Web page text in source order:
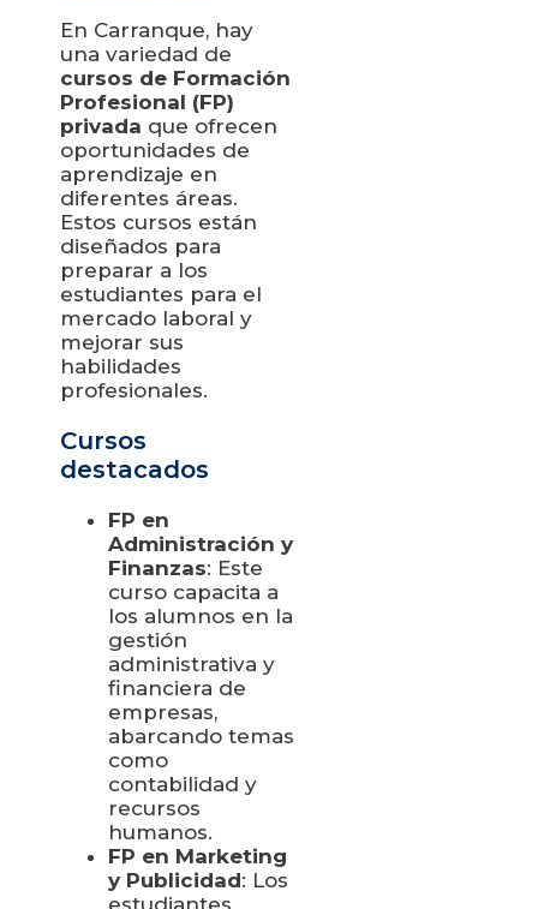
En Carranque, hay
una variedad de
cursos de Formación
Profesional (FP)
privada que ofrecen
oportunidades de
aprendizaje en
diferentes áreas.
Estos cursos están
diseñados para
preparar a los
estudiantes para el
mercado laboral y
mejorar sus
habilidades
profesionales.
Cursos
destacados
FP en
Administración y
Finanzas: Este
curso capacita a
los alumnos en la
gestión
administrativa y
financiera de
empresas,
abarcando temas
como
contabilidad y
recursos
humanos.
FP en Marketing
y Publicidad: Los
estudiantes